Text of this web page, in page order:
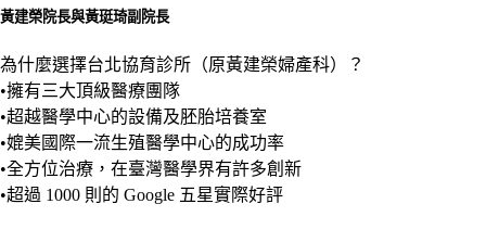
黃建榮院長與黃珽琦副院長
為什麼選擇台北協育診所（原黃建榮婦產科）？
•擁有三大頂級醫療團隊
•超越醫學中心的設備及胚胎培養室
•媲美國際一流生殖醫學中心的成功率
•全方位治療，在臺灣醫學界有許多創新
•超過 1000 則的 Google 五星實際好評